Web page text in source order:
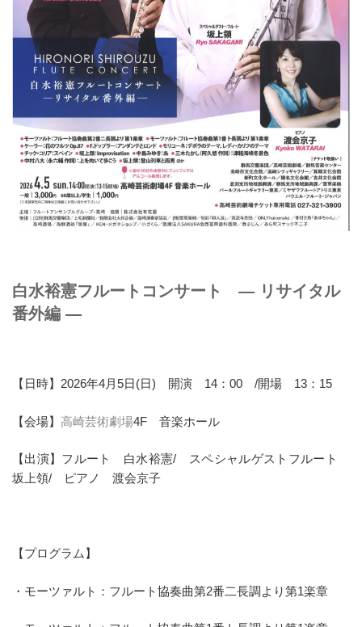
白水裕憲フルートコンサート ― リサイタル
番外編 ―
【日時】2026年4月5日(日) 開演 14：00 /開場 13：15
【会場】 高崎芸術劇場4F 音楽ホール
【出演】フルート 白水裕憲/ スペシャルゲストフルート
坂上領/ ピアノ 渡会京子
【プログラム】
・モーツァルト：フルート協奏曲第2番二長調より第1楽章